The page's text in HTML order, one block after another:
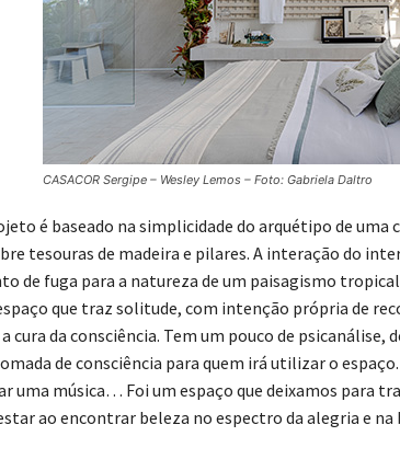
CASACOR Sergipe – Wesley Lemos – Foto: Gabriela Daltro
é baseado na simplicidade do arquétipo de uma
tesouras de madeira e pilares. A interação do
de fuga para a natureza de um paisagismo
que traz solitude, com intenção própria de
cura da consciência. Tem um pouco de psicanálise,
de consciência para quem irá utilizar o
uma música… Foi um espaço que deixamos para
ao encontrar beleza no espectro da alegria e na